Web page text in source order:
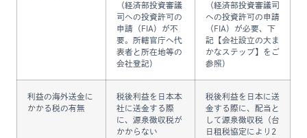
（経済部投資審議
司への投資許可の
申請（FIA）が不
要。所轄官庁へ代
表者と所在地等の
会社登記）
（経済部投資審議司
への投資許可の申請
（FIA）が必要、下
記【会社設立の大ま
かなステップ】をご
参照）
利益の海外送金に
かかる税の有無
税後利益を日本本
社に送金する際
に、源泉徴収税が
かからない
税後利益を日本に送
金する際に、配当と
して源泉徴収税（台
日租税協定により2